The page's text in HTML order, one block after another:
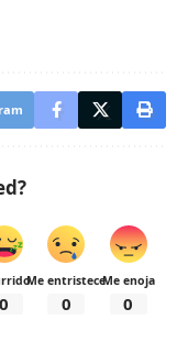
0
Me entristece
0
Me enoja
0